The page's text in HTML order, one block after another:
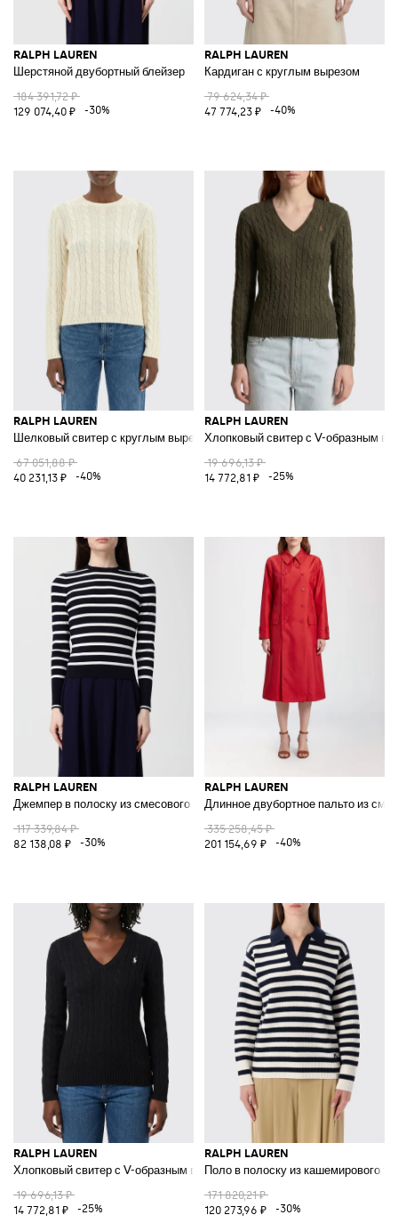
RALPH LAUREN
Шерстяной двубортный блейзер
184 391,72 ₽
129 074,40 ₽
-30%
RALPH LAUREN
Кардиган с круглым вырезом
79 624,34 ₽
47 774,23 ₽
-40%
RALPH LAUREN
Шелковый свитер с круглым вырезом и плетением
67 051,88 ₽
40 231,13 ₽
-40%
RALPH LAUREN
Хлопковый свитер с V-образным
19 696,13 ₽
14 772,81 ₽
-25%
RALPH LAUREN
Джемпер в полоску из смесового шелка с круглым вырезом
117 339,84 ₽
82 138,08 ₽
-30%
RALPH LAUREN
Длинное двубортное пальто из
335 258,45 ₽
201 154,69 ₽
-40%
RALPH LAUREN
Хлопковый свитер с V-образным вырезом и следами
19 696,13 ₽
14 772,81 ₽
-25%
RALPH LAUREN
Поло в полоску из кашемирового
171 820,21 ₽
120 273,96 ₽
-30%